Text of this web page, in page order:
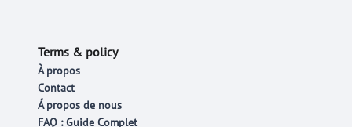
Terms & policy
À propos
Contact
Á propos de nous
FAQ : Guide Complet